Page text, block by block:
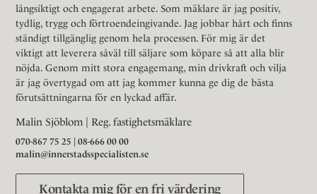
långsiktigt och engagerat arbete. Som mäklare är jag positiv,
tydlig, trygg och förtroendeingivande. Jag jobbar hårt och finns
ständigt tillgänglig genom hela processen. För mig är det
viktigt att leverera såväl till säljare som köpare så att alla blir
nöjda. Genom mitt stora engagemang, min drivkraft och vilja
är jag övertygad om att jag kommer kunna ge dig de bästa
förutsättningarna för en lyckad affär.
Malin Sjöblom | Reg. fastighetsmäklare
070-867 75 25 |08-666 00 00
malin@innerstadsspecialisten.se
Kontakta mig för en fri värdering